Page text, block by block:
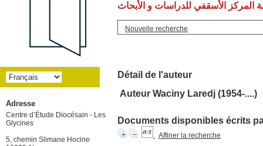
المركز الأسقفي للدراسات و الأبحاث
Nouvelle recherche
Détail de l'auteur
Auteur Waciny Laredj (1954-....)
Documents disponibles écrits
Affiner la recherche
Adresse
Centre d’Étude Diocésain - Les
Glycines
5, chemin Slimane Hocine